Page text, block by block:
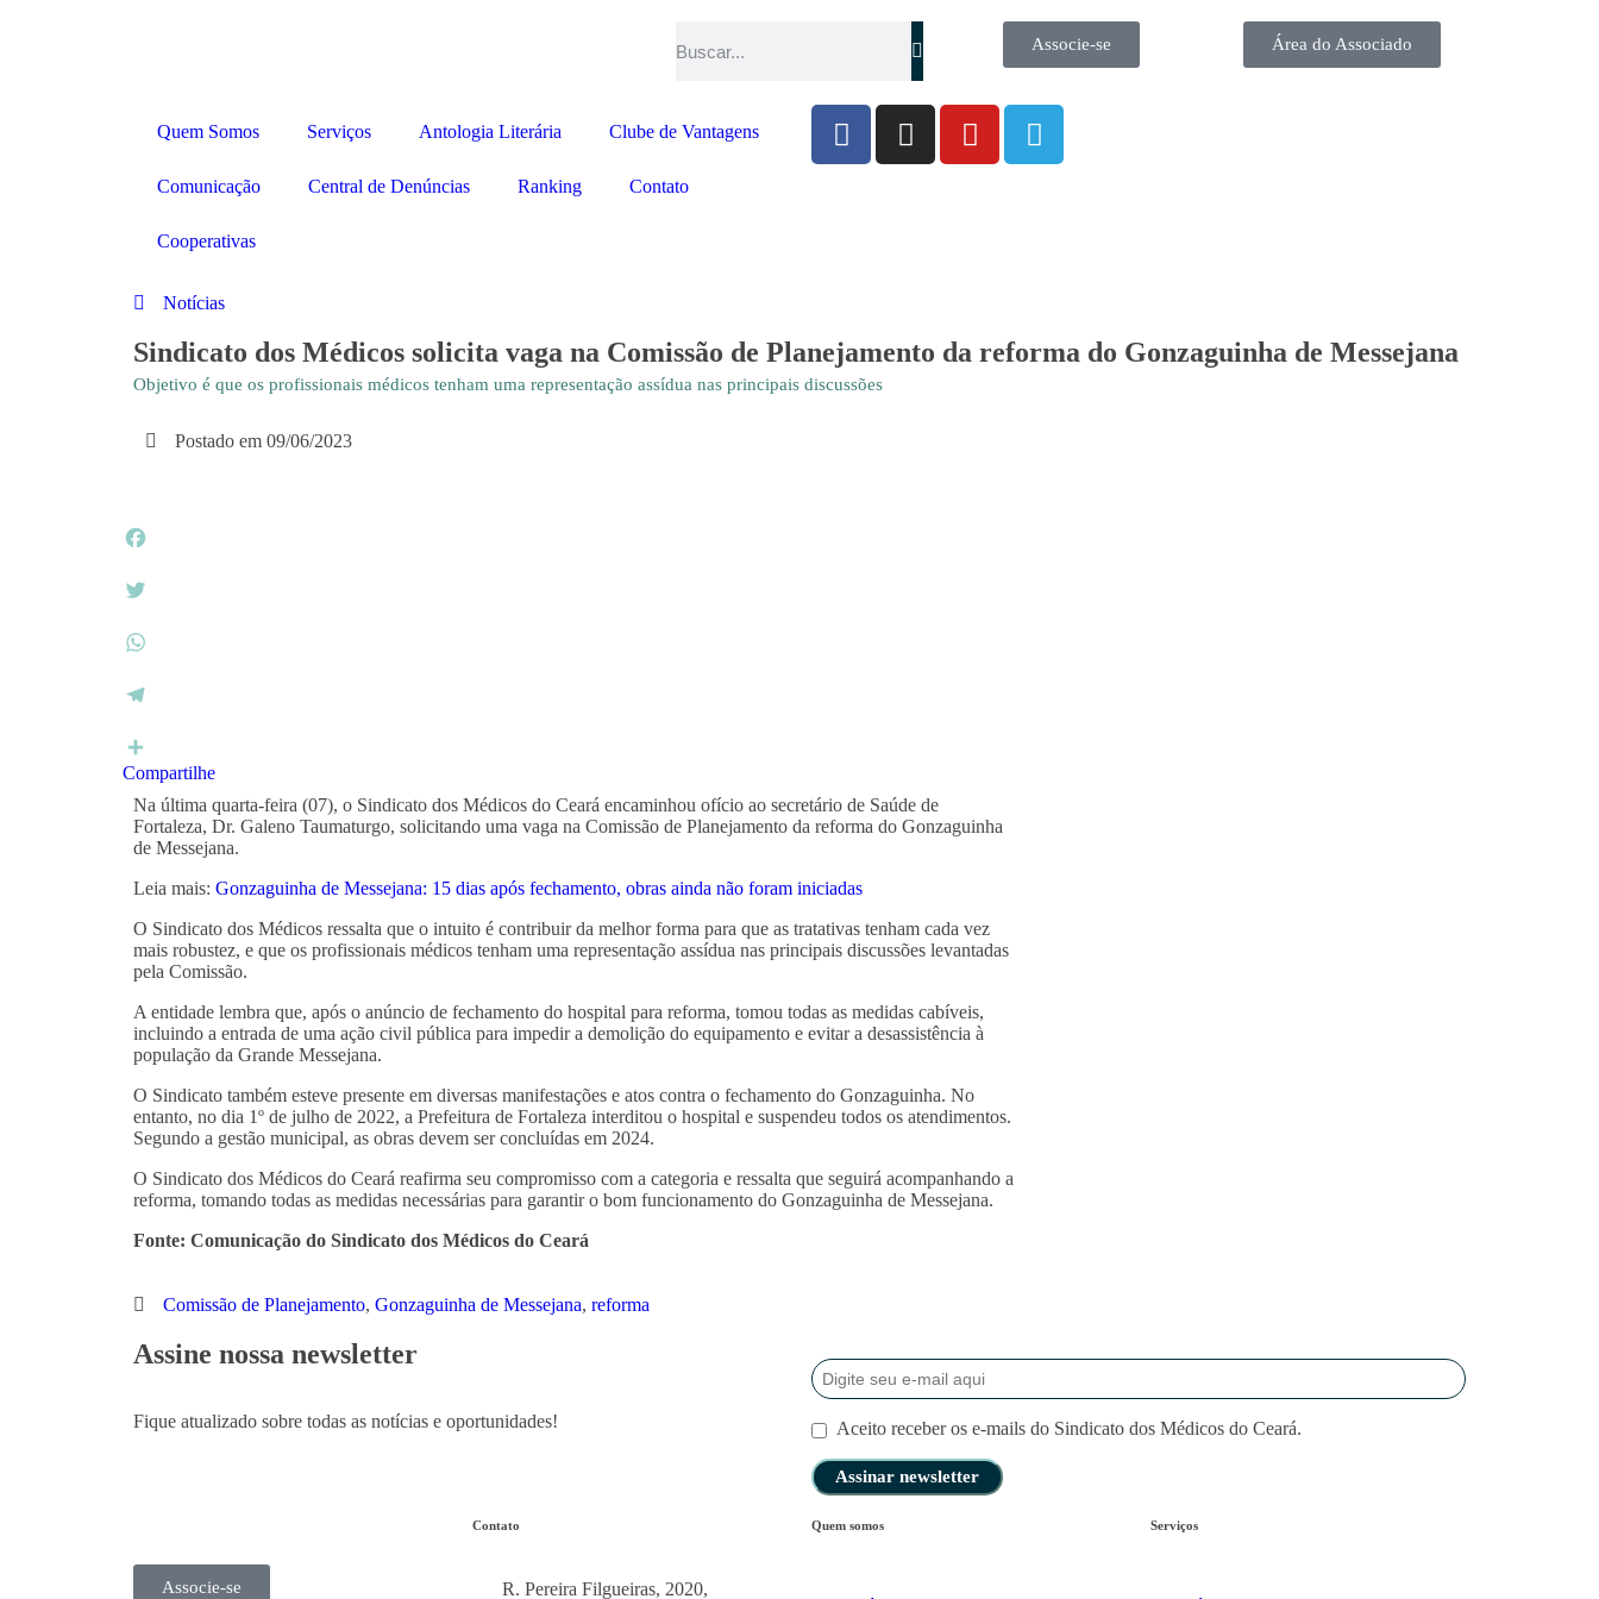
Associe-se Área do Associado
Quem Somos Serviços Antologia Literária Clube de Vantagens
Comunicação Central de Denúncias Ranking Contato
Cooperativas
Notícias
Sindicato dos Médicos solicita vaga na Comissão de Planejamento da reforma do Gonzaguinha de Messejana
Objetivo é que os profissionais médicos tenham uma representação assídua nas principais discussões
Postado em 09/06/2023
Compartilhe
Na última quarta-feira (07), o Sindicato dos Médicos do Ceará encaminhou ofício ao secretário de Saúde de
Fortaleza, Dr. Galeno Taumaturgo, solicitando uma vaga na Comissão de Planejamento da reforma do Gonzaguinha
de Messejana.
Leia mais: Gonzaguinha de Messejana: 15 dias após fechamento, obras ainda não foram iniciadas
O Sindicato dos Médicos ressalta que o intuito é contribuir da melhor forma para que as tratativas tenham cada vez
mais robustez, e que os profissionais médicos tenham uma representação assídua nas principais discussões levantadas
pela Comissão.
A entidade lembra que, após o anúncio de fechamento do hospital para reforma, tomou todas as medidas cabíveis,
incluindo a entrada de uma ação civil pública para impedir a demolição do equipamento e evitar a desassistência à
população da Grande Messejana.
O Sindicato também esteve presente em diversas manifestações e atos contra o fechamento do Gonzaguinha. No
entanto, no dia 1º de julho de 2022, a Prefeitura de Fortaleza interditou o hospital e suspendeu todos os atendimentos.
Segundo a gestão municipal, as obras devem ser concluídas em 2024.
O Sindicato dos Médicos do Ceará reafirma seu compromisso com a categoria e ressalta que seguirá acompanhando a
reforma, tomando todas as medidas necessárias para garantir o bom funcionamento do Gonzaguinha de Messejana.
Fonte: Comunicação do Sindicato dos Médicos do Ceará
Comissão de Planejamento, Gonzaguinha de Messejana, reforma
Assine nossa newsletter
Fique atualizado sobre todas as notícias e oportunidades! Aceito receber os e-mails do Sindicato dos Médicos do Ceará.
Associe-se
Contato
R. Pereira Filgueiras, 2020,
Quem somos Serviços